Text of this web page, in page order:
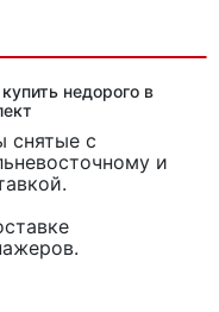
недорого в
снятые с
и